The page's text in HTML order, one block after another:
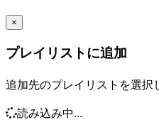
×
プレイリストに追加
追加先のプレイリストを選択
読み込み中...